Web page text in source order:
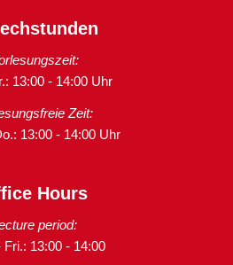
13:00 - 14:00 Uhr
Zeit:
13:00 - 14:00 Uhr
Hours
period:
Fri.: 13:00 - 14:00